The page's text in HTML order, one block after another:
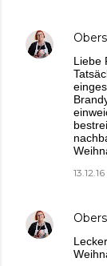
Liebe
13.12.16